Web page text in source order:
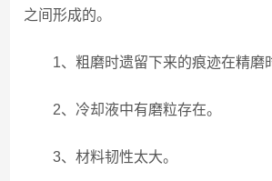
之间形成的。
1、粗磨时遗留下来的痕迹在精磨
2、冷却液中有磨粒存在。
3、材料韧性太大。